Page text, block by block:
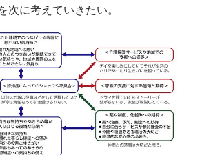
次に考えていきたい。